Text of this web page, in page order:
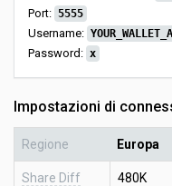
Port: 5555
Username:
Password: x
Impostazioni di
Regione Europa
Share Diff 480K